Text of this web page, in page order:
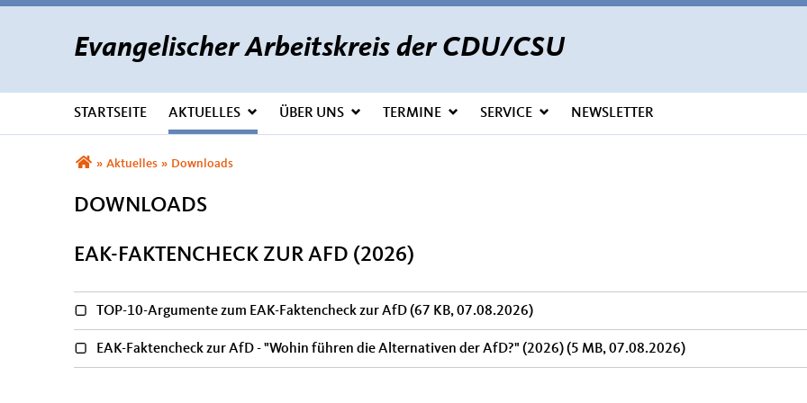
Evangelischer Arbeitskreis der CDU/CSU
STARTSEITE AKTUELLES ÜBER UNS TERMINE SERVICE NEWSLETTER
Sie sind hier
» Aktuelles » Downloads
DOWNLOADS
EAK-FAKTENCHECK ZUR AFD (2026)
TOP-10-Argumente zum EAK-Faktencheck zur AfD(67 KB, 07.08.2026)
EAK-Faktencheck zur AfD - "Wohin führen die Alternativen der AfD?" (2026)(5 MB, 07.08.2026)